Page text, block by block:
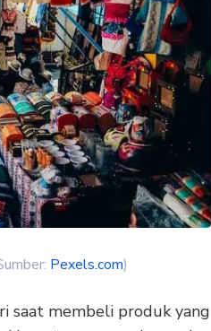
Pexels.com)
saat membeli produk yang